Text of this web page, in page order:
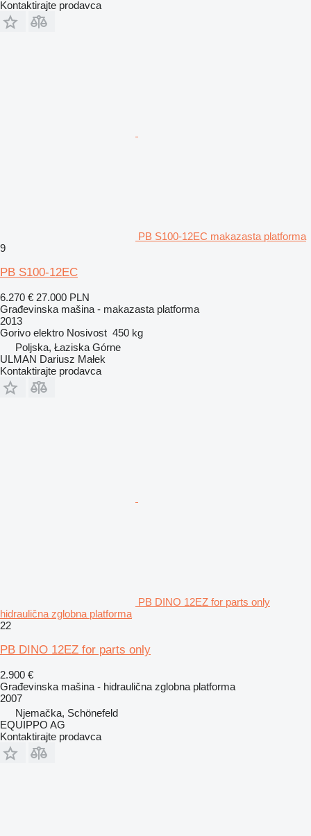
Kontaktirajte prodavca
PB S100-12EC makazasta platforma
9
PB S100-12EC
6.270 € 27.000 PLN
Građevinska mašina - makazasta platforma
2013
Gorivo elektro Nosivost 450 kg
Poljska, Łaziska Górne
ULMAN Dariusz Małek
Kontaktirajte prodavca
PB DINO 12EZ for parts only
hidraulična zglobna platforma
22
PB DINO 12EZ for parts only
2.900 €
Građevinska mašina - hidraulična zglobna platforma
2007
Njemačka, Schönefeld
EQUIPPO AG
Kontaktirajte prodavca